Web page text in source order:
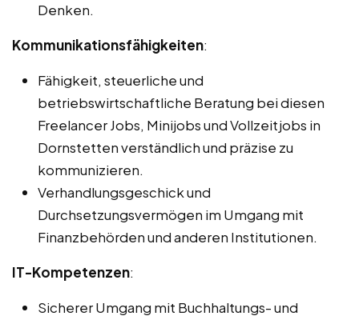
Denken.
Kommunikationsfähigkeiten:
Fähigkeit, steuerliche und
betriebswirtschaftliche Beratung bei diesen
Freelancer Jobs, Minijobs und Vollzeitjobs in
Dornstetten verständlich und präzise zu
kommunizieren.
Verhandlungsgeschick und
Durchsetzungsvermögen im Umgang mit
Finanzbehörden und anderen Institutionen.
IT-Kompetenzen:
Sicherer Umgang mit Buchhaltungs- und